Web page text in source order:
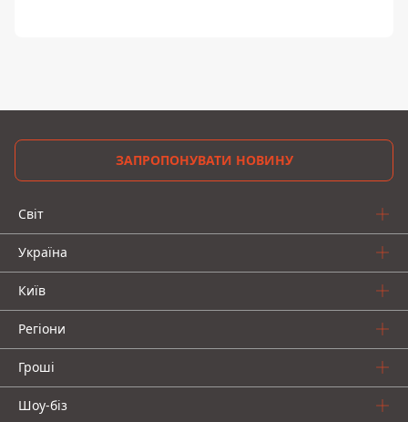
ЗАПРОПОНУВАТИ НОВИНУ
Світ
Україна
Київ
Регіони
Гроші
Шоу-біз